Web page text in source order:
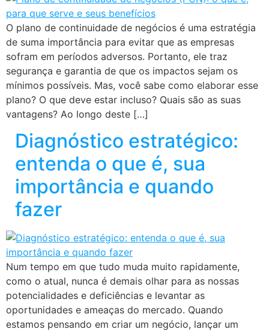
O plano de continuidade de negócios é uma estratégia
de suma importância para evitar que as empresas
sofram em períodos adversos. Portanto, ele traz
segurança e garantia de que os impactos sejam os
mínimos possíveis. Mas, você sabe como elaborar esse
plano? O que deve estar incluso? Quais são as suas
vantagens? Ao longo deste […]
Diagnóstico estratégico:
entenda o que é, sua
importância e quando
fazer
Num tempo em que tudo muda muito rapidamente,
como o atual, nunca é demais olhar para as nossas
potencialidades e deficiências e levantar as
oportunidades e ameaças do mercado. Quando
estamos pensando em criar um negócio, lançar um